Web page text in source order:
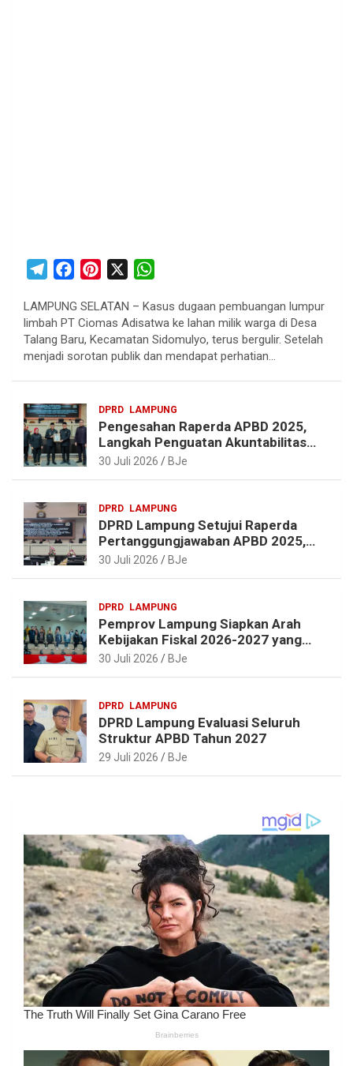
l
e
g
m
c
e
b
k
n
t
e
s
t
a
t
s
p
LAMPUNG SELATAN – Kasus dugaan pembuangan lumpur
limbah PT Ciomas Adisatwa ke lahan milik warga di Desa
Talang Baru, Kecamatan Sidomulyo, terus bergulir. Setelah
menjadi sorotan publik dan mendapat perhatian…
DPRD LAMPUNG
Pengesahan Raperda APBD 2025,
Langkah Penguatan Akuntabilitas
dan Pembangunan Lampung
30 Juli 2026 BJe
DPRD LAMPUNG
DPRD Lampung Setujui Raperda
Pertanggungjawaban APBD 2025,
Beri Sejumlah Rekomendasi
30 Juli 2026 BJe
DPRD LAMPUNG
Pemprov Lampung Siapkan Arah
Kebijakan Fiskal 2026-2027 yang
Realistis dan Berkelanjutan
30 Juli 2026 BJe
DPRD LAMPUNG
DPRD Lampung Evaluasi Seluruh
Struktur APBD Tahun 2027
29 Juli 2026 BJe